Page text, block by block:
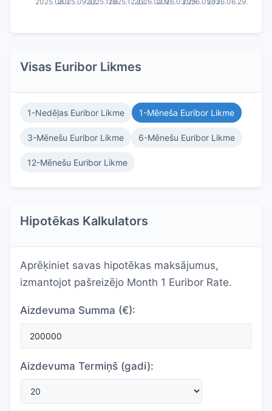
Visas Euribor Likmes
1-Nedēļas Euribor Likme 1-Mēneša Euribor Likme
3-Mēnešu Euribor Likme 6-Mēnešu Euribor Likme
12-Mēnešu Euribor Likme
Hipotēkas Kalkulators
Aprēķiniet savas hipotēkas maksājumus,
izmantojot pašreizējo Month 1 Euribor Rate.
Aizdevuma Summa (€):
Aizdevuma Termiņš (gadi):